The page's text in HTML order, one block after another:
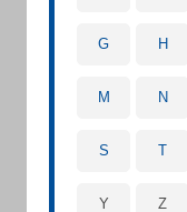
G H
M N
S T
Y Z